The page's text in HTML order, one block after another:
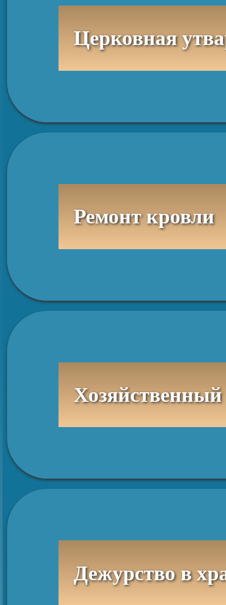
Церковная
Ремонт кровли
Дежурство в